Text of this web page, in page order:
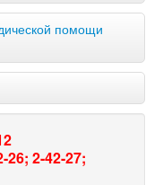
помощи
26; 2-42-27;